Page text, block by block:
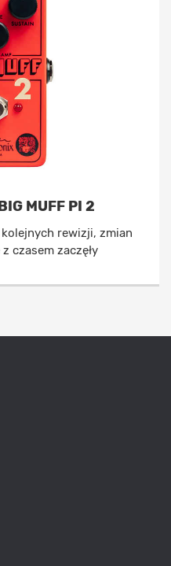
MUFF PI 2
rewizji, zmian
czasem zaczęły